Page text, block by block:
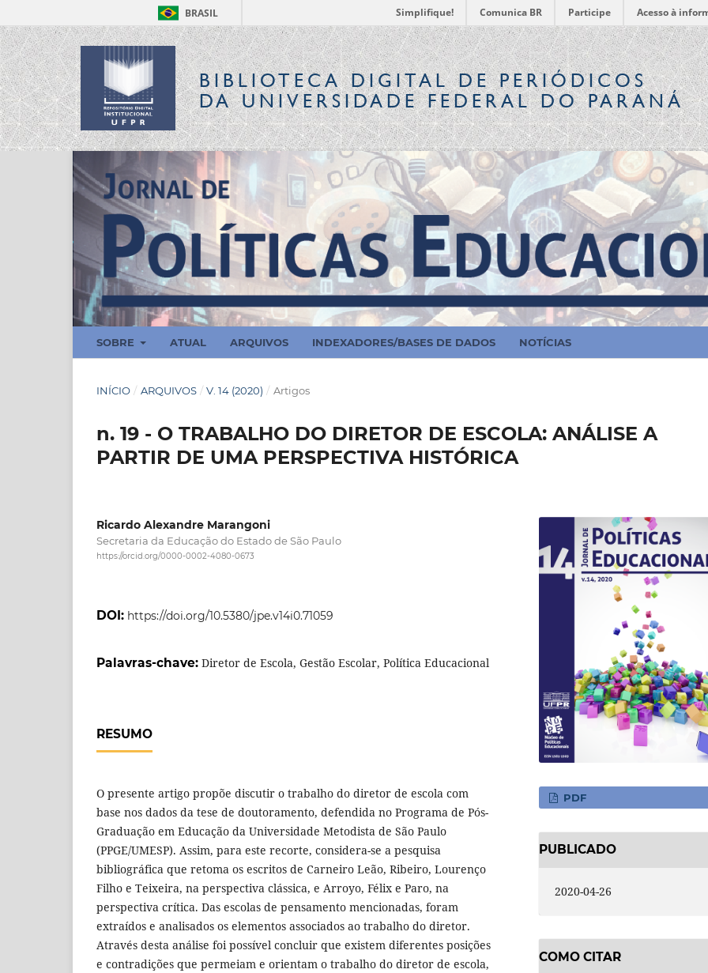
BRASIL Simplifique! Comunica BR Participe Acesso à
BIBLIOTECA DIGITALDE PERIÓDICOS
DA UNIVERSIDADE FEDERAL DO PARANÁ
SOBRE ATUAL ARQUIVOS INDEXADORES/BASES DE DADOS NOTÍCIAS
INÍCIO / ARQUIVOS / V. 14 (2020) / Artigos
n. 19 - O TRABALHO DO DIRETOR DE ESCOLA: ANÁLISE A
PARTIR DE UMA PERSPECTIVA HISTÓRICA
Ricardo Alexandre Marangoni
Secretaria da Educação do Estado de São Paulo
https://orcid.org/0000-0002-4080-0673
DOI: https://doi.org/10.5380/jpe.v14i0.71059
Palavras-chave: Diretor de Escola, Gestão Escolar, Política Educacional
RESUMO
O presente artigo propõe discutir o trabalho do diretor de escola com
base nos dados da tese de doutoramento, defendida no Programa de Pós-
Graduação em Educação da Universidade Metodista de São Paulo
(PPGE/UMESP). Assim, para este recorte, considera-se a pesquisa
bibliográfica que retoma os escritos de Carneiro Leão, Ribeiro, Lourenço
Filho e Teixeira, na perspectiva clássica, e Arroyo, Félix e Paro, na
perspectiva crítica. Das escolas de pensamento mencionadas, foram
extraídos e analisados os elementos associados ao trabalho do diretor.
Através desta análise foi possível concluir que existem diferentes posições
e contradições que permeiam e orientam o trabalho do diretor de escola,
PDF
PUBLICADO
2020-04-26
COMO CITAR